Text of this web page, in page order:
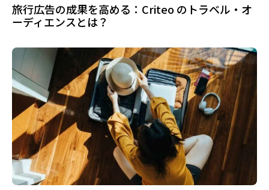
旅行広告の成果を高める：Criteo のトラベル・オ
ーディエンスとは？